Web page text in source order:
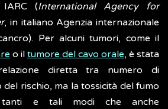
(International Agency for
, in italiano Agenzia internazionale
Per alcuni tumori, come il
o il tumore del cavo orale, è stata
diretta tra numero di
rischio, ma la tossicità del fumo
e tali modi che anche